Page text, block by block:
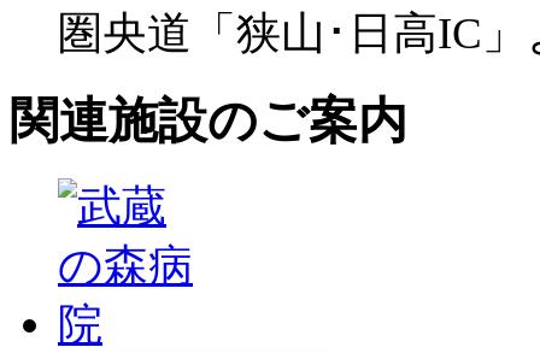
圏央道「狭山･日高IC
関連施設のご案内